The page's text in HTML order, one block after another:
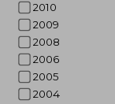
2010
2009
2008
2006
2005
2004